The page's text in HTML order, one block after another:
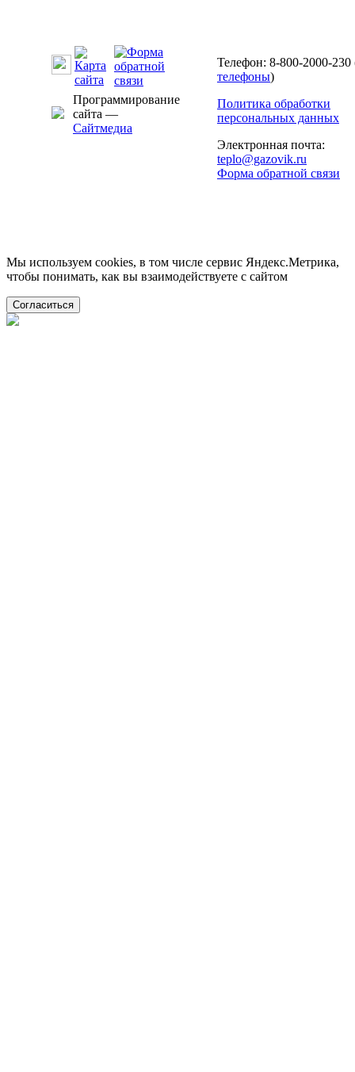
Программирование
сайта —
Сайтмедиа
Телефон: 8-800-2000-230
телефоны)
Политика обработки
персональных данных
Электронная почта:
teplo@gazovik.ru
Форма обратной связи
Мы используем cookies, в том числе сервис Яндекс.Метрика,
чтобы понимать, как вы взаимодействуете с сайтом
Согласиться